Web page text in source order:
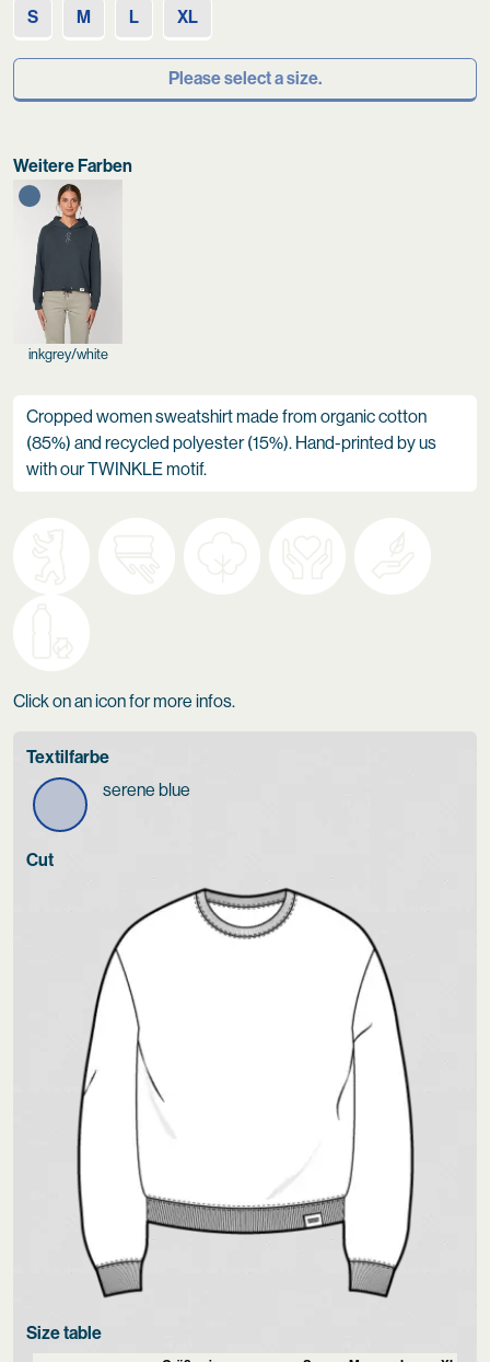
69,90 €.
49,90 €.
S M L XL
Please select a size.
Weitere Farben
inkgrey/white
Cropped women sweatshirt made from organic cotton
(85%) and recycled polyester (15%). Hand-printed by us
with our TWINKLE motif.
Click on an icon for more infos.
Textilfarbe
serene blue
Cut
Size table